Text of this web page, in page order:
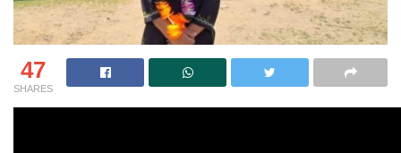
47
SHARES